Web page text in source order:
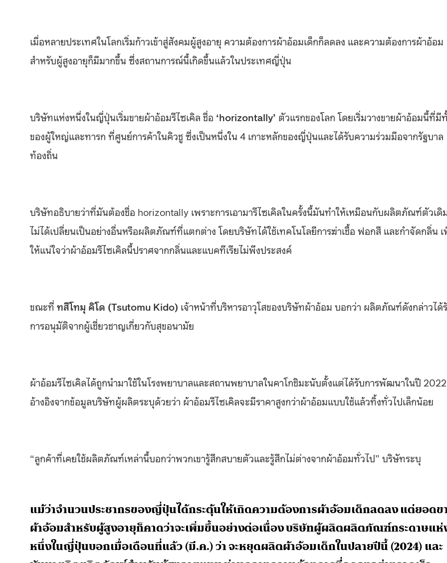
เมื่อหลายประเทศในโลกเริ่มก้าวเข้าสู่สังคมผู้สูงอายุ ความต้องการผ้าอ้อมเด็กก็ลดลง และความต้องการผ้าอ้อม
สำหรับผู้สูงอายุก็มีมากขึ้น ซึ่งสถานการณ์นี้เกิดขึ้นแล้วในประเทศญี่ปุ่น
บริษัทแห่งหนึ่งในญี่ปุ่นเริ่มขายผ้าอ้อมรีไซเคิล ชื่อ ‘horizontally’ ตัวแรกของโลก โดยเริ่มวางขายผ้าอ้อมนี้ที่มี
ของผู้ใหญ่และทารก ที่ศูนย์การค้าในคิวชู ซึ่งเป็นหนึ่งใน 4 เกาะหลักของญี่ปุ่นและได้รับความร่วมมือจากรัฐบาล
ท้องถิ่น
บริษัทอธิบายว่าที่มันต้องชื่อ horizontally เพราะการเอามารีไซเคิลในครั้งนี้มันทำให้เหมือนกับผลิตภัณฑ์ตัวเดิ
ไม่ได้เปลี่ยนเป็นอย่างอื่นหรือผลิตภัณฑ์ที่แตกต่าง โดยบริษัทได้ใช้เทคโนโลยีการฆ่าเชื้อ ฟอกสี และกำจัดกลิ่น
ให้แน่ใจว่าผ้าอ้อมรีไซเคิลนี้ปราศจากกลิ่นและแบคทีเรียไม่พึงประสงค์
ขณะที่ ทสึโทมุ คิโด (Tsutomu Kido) เจ้าหน้าที่บริหารอาวุโสของบริษัทผ้าอ้อม บอกว่า ผลิตภัณฑ์ดังกล่าวได้
การอนุมัติจากผู้เชี่ยวชาญเกี่ยวกับสุขอนามัย
ผ้าอ้อมรีไซเคิลได้ถูกนำมาใช้ในโรงพยาบาลและสถานพยาบาลในคาโกชิมะนับตั้งแต่ได้รับการพัฒนาในปี 2022
อ้างอิงจากข้อมูลบริษัทผู้ผลิตระบุด้วยว่า ผ้าอ้อมรีไซเคิลจะมีราคาสูงกว่าผ้าอ้อมแบบใช้แล้วทิ้งทั่วไปเล็กน้อย
“ลูกค้าที่เคยใช้ผลิตภัณฑ์เหล่านี้บอกว่าพวกเขารู้สึกสบายตัวและรู้สึกไม่ต่างจากผ้าอ้อมทั่วไป” บริษัทระบุ
แม้ว่าจำนวนประชากรของญี่ปุ่นได้กระตุ้นให้เกิดความต้องการผ้าอ้อมเด็กลดลง แต่ยอดข
ผ้าอ้อมสำหรับผู้สูงอายุก็คาดว่าจะเพิ่มขึ้นอย่างต่อเนื่อง บริษัทผู้ผลิตผลิตภัณฑ์กระดาษแห่
หนึ่งในญี่ปุ่นบอกเมื่อเดือนที่แล้ว (มี.ค.) ว่า จะหยุดผลิตผ้าอ้อมเด็กในปลายปีนี้ (2024) และ